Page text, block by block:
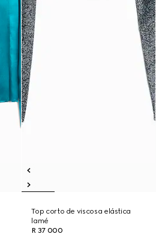
Top corto de viscosa elástica
lamé
R 37 000